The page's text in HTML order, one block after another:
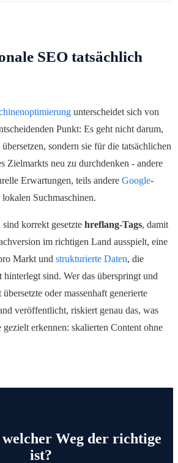
SEO tatsächlich
unterscheidet sich von
Punkt: Es geht nicht darum,
sondern sie für die tatsächlichen
Zielmarkts neu zu durchdenken - andere
Erwartungen, teils andere Google-
Suchmaschinen.
korrekt gesetzte hreflang-Tags, damit
im richtigen Land ausspielt, eine
Markt und strukturierte Daten, die
hinterlegt sind. Wer das überspringt und
übersetzte oder massenhaft generierte
veröffentlicht, riskiert genau das, was
gezielt erkennen: skalierten Content ohne
Weg der richtige
ist?